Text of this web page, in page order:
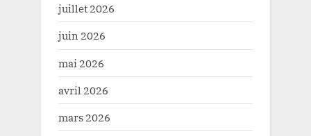
juillet 2026
juin 2026
mai 2026
avril 2026
mars 2026